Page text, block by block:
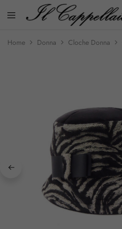
Home Donna Cloche Donna